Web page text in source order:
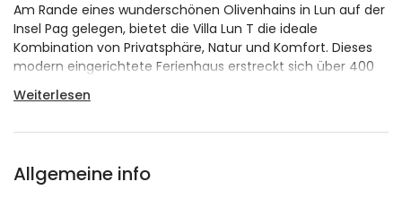
Am Rande eines wunderschönen Olivenhains in Lun auf der
Insel Pag gelegen, bietet die Villa Lun T die ideale
Kombination von Privatsphäre, Natur und Komfort. Dieses
modern eingerichtete Ferienhaus erstreckt sich über 400
m² und bietet Platz für
Schlafzimmern, jedes mit eigenem Badezimmer. Dank der
Weiterlesen
Allgemeine info